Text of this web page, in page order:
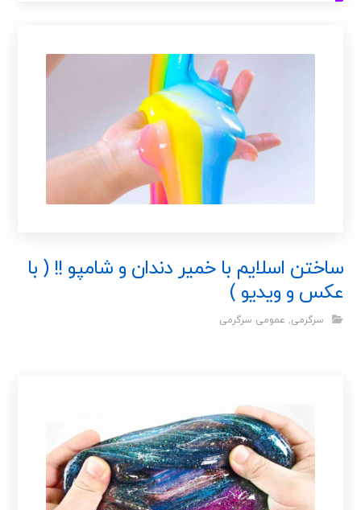
ساختن اسلایم با خمیر دندان و شامپو !! ( با
عکس و ویدیو )
سرگرمی, عمومی سرگرمی